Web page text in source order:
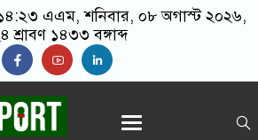
এএম, শনিবার, ০৮ অগাস্ট ২০২৬,
শ্রাবণ ১৪৩৩ বঙ্গাব্দ